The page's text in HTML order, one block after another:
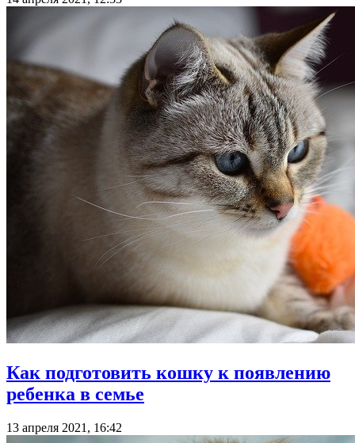
Как подготовить кошку к появлению
ребенка в семье
13 апреля 2021, 16:42